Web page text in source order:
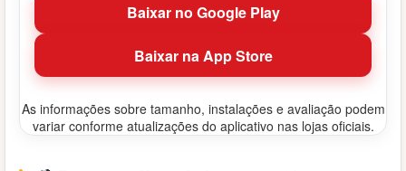
Baixar no Google Play
Baixar na App Store
As informações sobre tamanho, instalações e avaliação podem
variar conforme atualizações do aplicativo nas lojas oficiais.